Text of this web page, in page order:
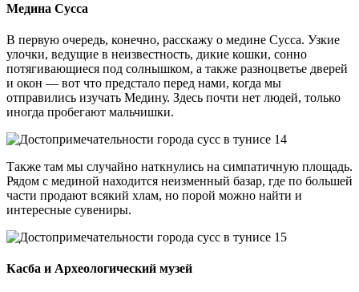
Медина Сусса
В первую очередь, конечно, расскажу о медине Сусса. Узкие
улочки, ведущие в неизвестность, дикие кошки, сонно
потягивающиеся под солнышком, а также разноцветье дверей
и окон — вот что предстало перед нами, когда мы
отправились изучать Медину. Здесь почти нет людей, только
иногда пробегают мальчишки.
Также там мы случайно наткнулись на симпатичную площадь.
Рядом с мединой находится неизменный базар, где по большей
части продают всякий хлам, но порой можно найти и
интересные сувениры.
Касба и Археологический музей